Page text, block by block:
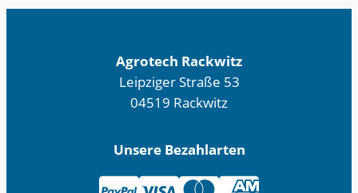
Agrotech Rackwitz
Leipziger Straße 53
04519 Rackwitz
Unsere Bezahlarten